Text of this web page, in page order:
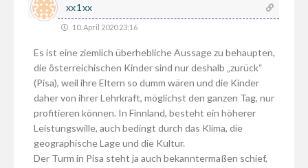
xx1xx
10. April 2020 23:16
Es ist eine ziemlich überhebliche Aussage zu behaupten,
die õsterreichischen Kinder sind nur deshalb „zurück“
(Pisa), weil ihre Eltern so dumm wären und die Kinder
daher von ihrer Lehrkraft, möglichst den ganzen Tag, nur
profitieren können. In Finnland, besteht ein höherer
Leistungswille, auch bedingt durch das Klima, die
geographische Lage und die Kultur.
Der Turm in Pisa steht ja auch bekanntermaßen schief,